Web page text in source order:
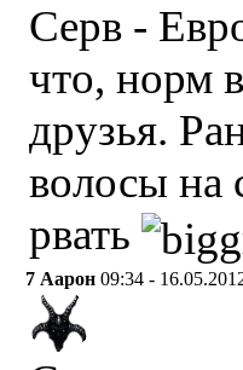
Серв -
что, норм
друзья.
волосы на
рвать
7 Аарон 09:34 -